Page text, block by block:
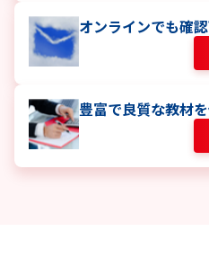
オンラインでも確
豊富で良質な教材